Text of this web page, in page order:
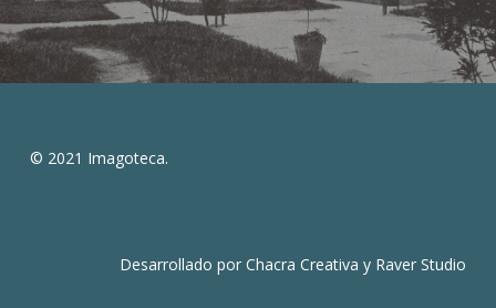
© 2021 Imagoteca.
Desarrollado porChacra Creativa y Raver Studio